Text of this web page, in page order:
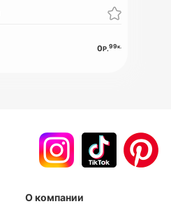
0Р.99к.
О компании